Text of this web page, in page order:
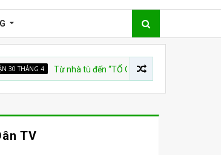
4 Từ nhà tù đến “TỔ QUỐC TRĂM NĂM”
TV